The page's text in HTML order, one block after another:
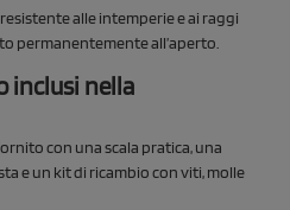
alle intemperie e ai raggi
permanentemente all’aperto.
inclusi nella
con una scala pratica, una
e un kit di ricambio con viti, molle